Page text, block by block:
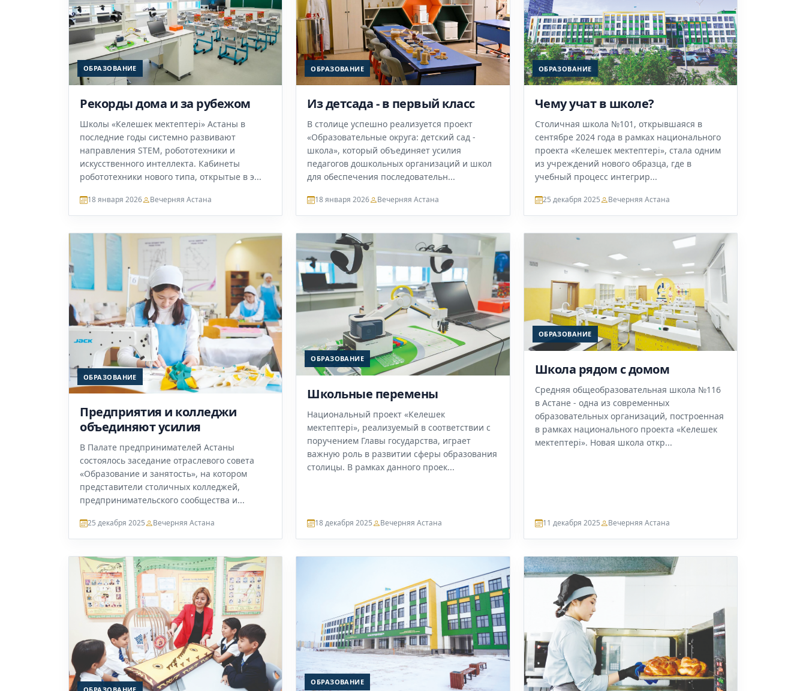
ОБРАЗОВАНИЕ
Рекорды дома и за рубежом
Школы «Келешек мектептері» Астаны в
последние годы системно развивают
направления STEM, робототехники и
искусственного интеллекта. Кабинеты
робототехники нового типа, открытые в э...
18 января 2026 Вечерняя Астана
ОБРАЗОВАНИЕ
Из детсада - в первый класс
В столице успешно реализуется проект
«Образовательные округа: детский сад -
школа», который объединяет усилия
педагогов дошкольных организаций и школ
для обеспечения последовательн...
18 января 2026 Вечерняя Астана
ОБРАЗОВАНИЕ
Чему учат в школе?
Столичная школа №101, открывшаяся в
сентябре 2024 года в рамках национального
проекта «Келешек мектептері», стала одним
из учреждений нового образца, где в
учебный процесс интегрир...
25 декабря 2025 Вечерняя Астана
ОБРАЗОВАНИЕ
Предприятия и колледжи
объединяют усилия
В Палате предпринимателей Астаны
состоялось заседание отраслевого совета
«Образование и занятость», на котором
представители столичных колледжей,
предпринимательского сообщества и...
25 декабря 2025 Вечерняя Астана
ОБРАЗОВАНИЕ
Школьные перемены
Национальный проект «Келешек
мектептері», реализуемый в соответствии с
поручением Главы государства, играет
важную роль в развитии сферы образования
столицы. В рамках данного проек...
18 декабря 2025 Вечерняя Астана
ОБРАЗОВАНИЕ
Школа рядом с домом
Средняя общеобразовательная школа №116
в Астане - одна из современных
образовательных организаций, построенная
в рамках национального проекта «Келешек
мектептері». Новая школа откр...
11 декабря 2025 Вечерняя Астана
ОБРАЗОВАНИЕ